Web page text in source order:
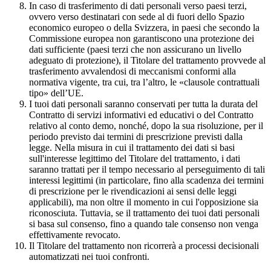
In caso di trasferimento di dati personali verso paesi terzi,
ovvero verso destinatari con sede al di fuori dello Spazio
economico europeo o della Svizzera, in paesi che secondo la
Commissione europea non garantiscono una protezione dei
dati sufficiente (paesi terzi che non assicurano un livello
adeguato di protezione), il Titolare del trattamento provvede al
trasferimento avvalendosi di meccanismi conformi alla
normativa vigente, tra cui, tra l’altro, le «clausole contrattuali
tipo» dell’UE.
I tuoi dati personali saranno conservati per tutta la durata del
Contratto di servizi informativi ed educativi o del Contratto
relativo al conto demo, nonché, dopo la sua risoluzione, per il
periodo previsto dai termini di prescrizione previsti dalla
legge. Nella misura in cui il trattamento dei dati si basi
sull'interesse legittimo del Titolare del trattamento, i dati
saranno trattati per il tempo necessario al perseguimento di tali
interessi legittimi (in particolare, fino alla scadenza dei termini
di prescrizione per le rivendicazioni ai sensi delle leggi
applicabili), ma non oltre il momento in cui l'opposizione sia
riconosciuta. Tuttavia, se il trattamento dei tuoi dati personali
si basa sul consenso, fino a quando tale consenso non venga
effettivamente revocato.
Il Titolare del trattamento non ricorrerà a processi decisionali
automatizzati nei tuoi confronti.